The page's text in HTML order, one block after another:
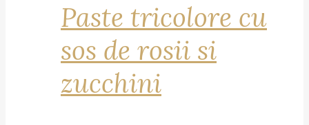
Paste tricolore cu
sos de rosii si
zucchini